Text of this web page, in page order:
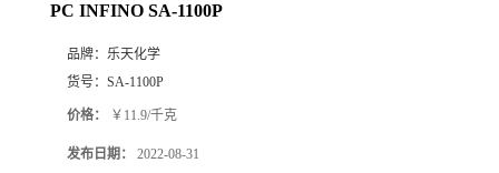
厅
PC INFINO SA-1100P
品牌： 乐天化学
货号： SA-1100P
价格： ￥11.9/千克
发布日期： 2022-08-31